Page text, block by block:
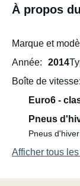
À propos
Marque et
Année
2014
Boîte de vitesse
Euro6 -
Pneus
Pneus
Afficher tous